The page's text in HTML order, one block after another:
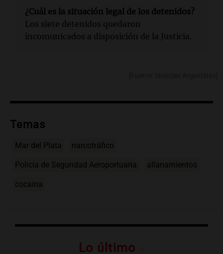
¿Cuál es la situación legal de los detenidos?
Los siete detenidos quedaron
incomunicados a disposición de la Justicia.
Temas
Mar del Plata narcotráfico
Policía de Seguridad Aeroportuaria allanamientos
cocaína
Lo último